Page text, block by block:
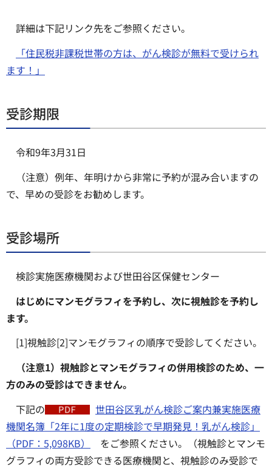
詳細は下記リンク先をご参照ください。
「住民税非課税世帯の方は、がん検診が無料で受けられ
ます！」
受診期限
令和9年3月31日
（注意）例年、年明けから非常に予約が混み合いますの
で、早めの受診をお勧めします。
受診場所
検診実施医療機関および世田谷区保健センター
はじめにマンモグラフィを予約し、次に視触診を予約し
ます。
[1]視触診[2]マンモグラフィの順序で受診してください。
（注意1）視触診とマンモグラフィの併用検診のため、一
方のみの受診はできません。
下記の
世田谷区乳がん検診ご案内兼実施医療
機関名簿「2年に1度の定期検診で早期発見！乳がん検診」
（PDF：5,098KB）
をご参照ください。（視触診とマンモ
グラフィの両方受診できる医療機関と、視触診のみ受診で